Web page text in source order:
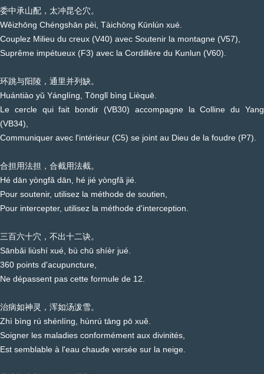
委中承山配，太冲昆仑穴。
Wěizhōng Chéngshān pèi, Tàichōng Kūnlún xué.
Couplez Milieu du creux (V40) avec Soutenir la montagne (V57),
Suprême impétueux (F3) avec la Cordillère du Kunlun (V60).
环跳与阳陵，通里并列缺。
Huántiào yǔ Yánglíng, Tōnglǐ bìng Lièquē.
Le cercle qui fait bondir (VB30) accompagne la Colline du Yang
(VB34),
Communiquer avec l'intérieur (C5) se joint au Dieu de la foudre (P7).
合担用法担，合截用法截。
Hé dān yòngfǎ dān, hé jié yòngfǎ jié.
Pour soutenir, utilisez la méthode de soutien,
Pour intercepter, utilisez la méthode d'interception.
三百六十穴，不出十二诀。
Sānbǎi liùshí xué, bù chū shíèr jué.
360 points d'acupuncture,
Ne dépassent pas cette formule de 12.
治病如神灵，浑如汤泼雪。
Zhì bìng rú shénlíng, húnrú tāng pō xuě.
Soigner les maladies conformément aux divinités,
Est semblable à l'eau chaude versée sur la neige.